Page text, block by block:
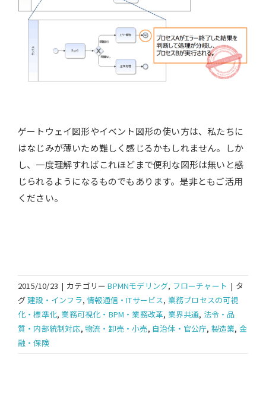
ゲートウェイ図形やイベント図形の使い方は、私たちに
はなじみが薄いため難しく感じるかもしれません。しか
し、一度理解すればこれほどまで便利な図形は無いと感
じられるようになるものでもあります。是非ともご活用
ください。
2015/10/23 | カテゴリーBPMNモデリング, フローチャート | タ
グ建設・インフラ,情報通信・ITサービス, 業務プロセスの可視
化・標準化, 業務可視化・BPM・業務改革, 業界共通, 法令・品
質・内部統制対応,物流・卸売・小売, 自治体・官公庁, 製造業, 金
融・保険